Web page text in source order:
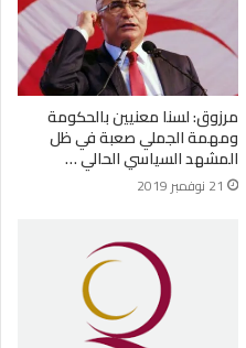
مرزوق: لسنا معنيين بالحكومة
ومهمة الجملي صعبة في ظل
المشهد السياسي الحالي …
21 نوفمبر 2019